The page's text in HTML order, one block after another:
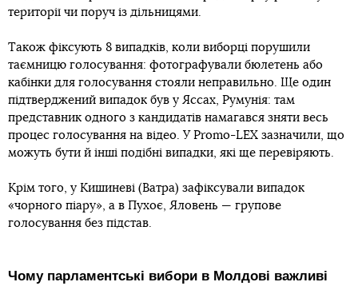
території чи поруч із дільницями.
Також фіксують 8 випадків, коли виборці порушили
таємницю голосування: фотографували бюлетень або
кабінки для голосування стояли неправильно. Ще один
підтверджений випадок був у Яссах, Румунія: там
представник одного з кандидатів намагався зняти весь
процес голосування на відео. У Promo-LEX зазначили, що
можуть бути й інші подібні випадки, які ще перевіряють.
Крім того, у Кишиневі (Ватра) зафіксували випадок
«чорного піару», а в Пухоє, Яловень — групове
голосування без підстав.
Чому парламентські вибори в Молдові важливі